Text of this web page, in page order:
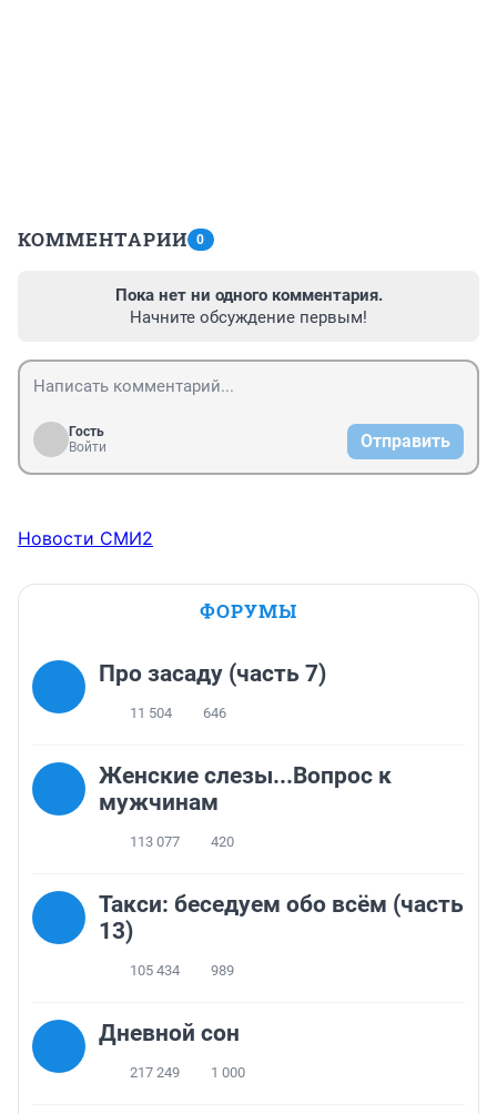
КОММЕНТАРИИ 0
Пока нет ни одного комментария.
Начните обсуждение первым!
Гость
Войти
Отправить
Новости СМИ2
ФОРУМЫ
Про засаду (часть 7)
11 504 646
Женские слезы...Вопрос к
мужчинам
113 077 420
Такси: беседуем обо всём (часть
13)
105 434 989
Дневной сон
217 249 1 000